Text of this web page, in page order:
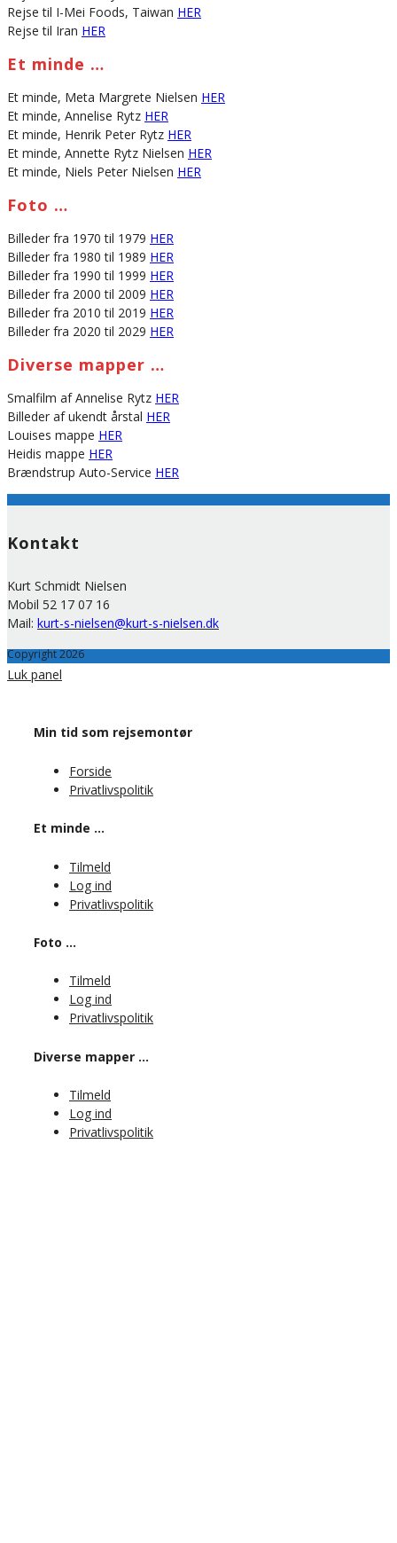
Rejse til I-Mei Foods, Taiwan HER
Rejse til Iran HER
Et minde …
Et minde, Meta Margrete Nielsen HER
Et minde, Annelise Rytz HER
Et minde, Henrik Peter Rytz HER
Et minde, Annette Rytz Nielsen HER
Et minde, Niels Peter Nielsen HER
Foto …
Billeder fra 1970 til 1979 HER
Billeder fra 1980 til 1989 HER
Billeder fra 1990 til 1999 HER
Billeder fra 2000 til 2009 HER
Billeder fra 2010 til 2019 HER
Billeder fra 2020 til 2029 HER
Diverse mapper …
Smalfilm af Annelise Rytz HER
Billeder af ukendt årstal HER
Louises mappe HER
Heidis mappe HER
Brændstrup Auto-Service HER
Kontakt
Kurt Schmidt Nielsen
Mobil 52 17 07 16
Mail: kurt-s-nielsen@kurt-s-nielsen.dk
Copyright 2026
Luk panel
Min tid som rejsemontør
Forside
Privatlivspolitik
Et minde …
Tilmeld
Log ind
Privatlivspolitik
Foto …
Tilmeld
Log ind
Privatlivspolitik
Diverse mapper …
Tilmeld
Log ind
Privatlivspolitik